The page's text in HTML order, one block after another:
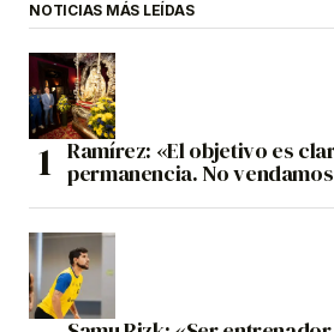
NOTICIAS MÁS LEÍDAS
Ramírez: «El objetivo es
permanencia. No